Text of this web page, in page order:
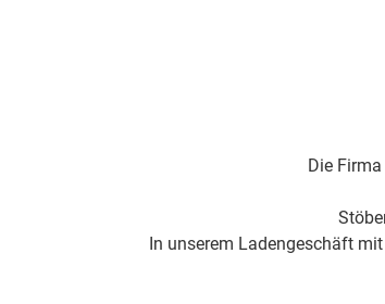
Die
In unserem Ladengeschäft